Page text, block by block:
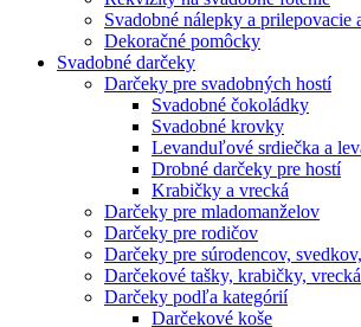
Svadobné nálepky a prilepovacie
Dekoračné pomôcky
Svadobné darčeky
Darčeky pre svadobných hostí
Svadobné čokoládky
Svadobné krovky
Levanduľové srdiečka a
Drobné darčeky pre hostí
Krabičky a vrecká
Darčeky pre mladomanželov
Darčeky pre rodičov
Darčeky pre súrodencov,
Darčekové tašky, krabičky, vrecká
Darčeky podľa kategórií
Darčekové koše